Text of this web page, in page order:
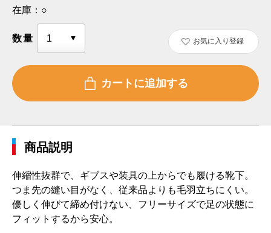
在庫： ○
数量 お気に入り登録
商品説明
伸縮性抜群で、ギブスや装具の上からでも履ける靴下。
つま先の縫い目がなく、従来品よりも毛羽立ちにくい。
優しく伸びて締め付けない、フリーサイズで足の状態に
フィットするから安心。